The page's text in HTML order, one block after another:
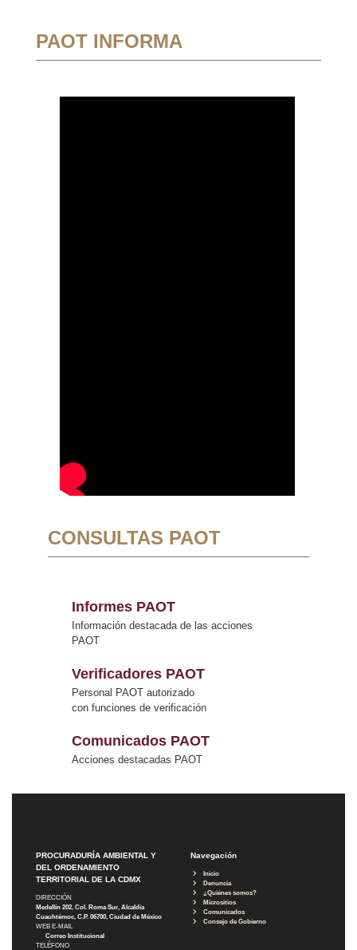
PAOT INFORMA
CONSULTAS PAOT
Informes PAOT
Información destacada de las acciones
PAOT
Verificadores PAOT
Personal PAOT autorizado
con funciones de verificación
Comunicados PAOT
Acciones destacadas PAOT
PROCURADURÍA AMBIENTAL Y
DEL ORDENAMIENTO
TERRITORIAL DE LA CDMX
DIRECCIÓN
Medellín 202, Col. Roma Sur, Alcaldía
Cuauhtémoc, C.P. 06700, Ciudad de México
WEB E-MAIL
Correo Institucional
TELÉFONO
Navegación
Inicio
Denuncia
¿Quiénes somos?
Micrositios
Comunicados
Consejo de Gobierno